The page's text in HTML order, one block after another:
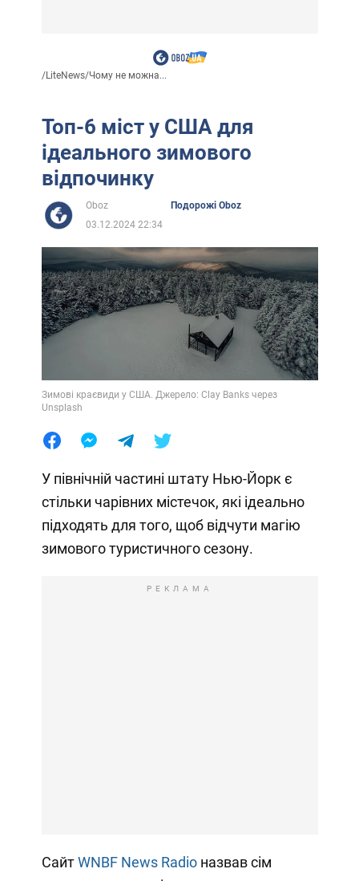
/LiteNews/Чому не можна...
Топ-6 міст у США для
ідеального зимового
відпочинку
Oboz
Подорожі Oboz
03.12.2024 22:34
Зимові краєвиди у США. Джерело: Clay Banks через
Unsplash
У північній частині штату Нью-Йорк є
стільки чарівних містечок, які ідеально
підходять для того, щоб відчути магію
зимового туристичного сезону.
РЕКЛАМА
СайтWNBF News Radioназвав сім